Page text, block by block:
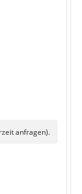
anfragen).